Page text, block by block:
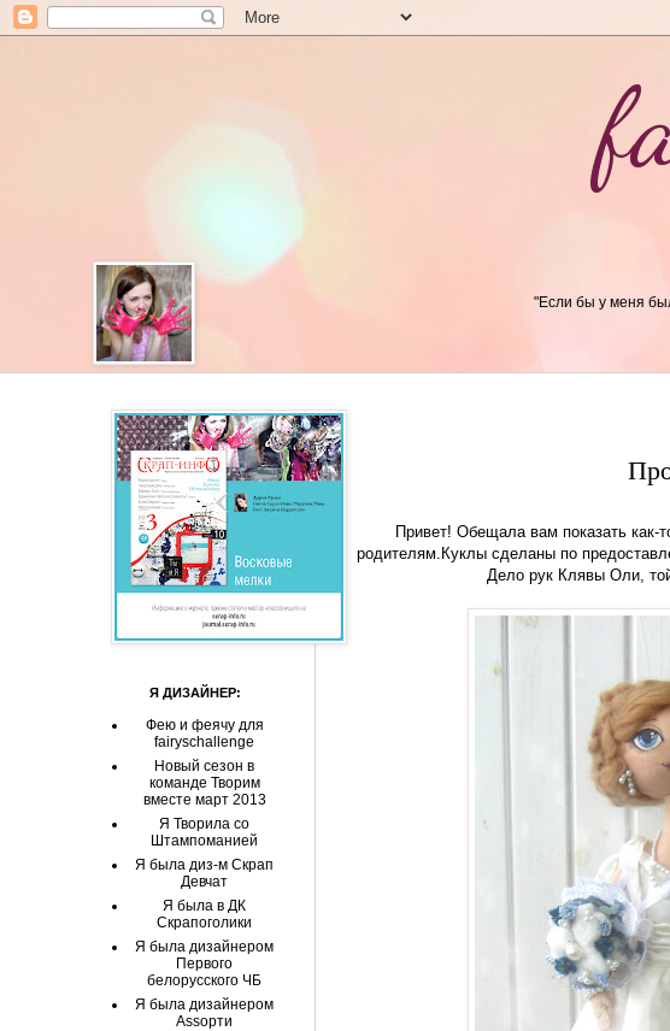
"Если бы у меня
Привет! Обещала вам показать как-
родителям.Куклы сделаны по
Дело рук Клявы Оли,
Я ДИЗАЙНЕР:
Фею и феячу для
fairyschallenge
Новый сезон в
команде Творим
вместе март 2013
Я Творила со
Штампоманией
Я была диз-м Скрап
Девчат
Я была в ДК
Скрапоголики
Я была дизайнером
Первого
белорусского ЧБ
Я была дизайнером
Аssорти